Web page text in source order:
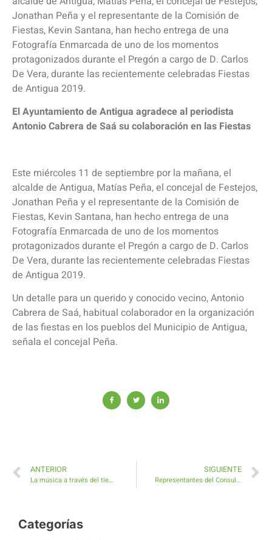
Jonathan Peña y el representante de la Comisión de
Fiestas, Kevin Santana, han hecho entrega de una
Fotografía Enmarcada de uno de los momentos
protagonizados durante el Pregón a cargo de D. Carlos
De Vera, durante las recientemente celebradas Fiestas
de Antigua 2019.
El Ayuntamiento de Antigua agradece al periodista
Antonio Cabrera de Saá su colaboración en las Fiestas
Este miércoles 11 de septiembre por la mañana, el
alcalde de Antigua, Matías Peña, el concejal de Festejos,
Jonathan Peña y el representante de la Comisión de
Fiestas, Kevin Santana, han hecho entrega de una
Fotografía Enmarcada de uno de los momentos
protagonizados durante el Pregón a cargo de D. Carlos
De Vera, durante las recientemente celebradas Fiestas
de Antigua 2019.
Un detalle para un querido y conocido vecino, Antonio
Cabrera de Saá, habitual colaborador en la organización
de las fiestas en los pueblos del Municipio de Antigua,
señala el concejal Peña.
ANTERIOR
La música a través del tiempo, alegoría del Carnaval de Antigua 2020
SIGUIENTE
Representantes del Consulado Británico atenderán consultas sobre el Brexit en la Tenencia de Alcaldía en Caleta de Fuste
Categorías